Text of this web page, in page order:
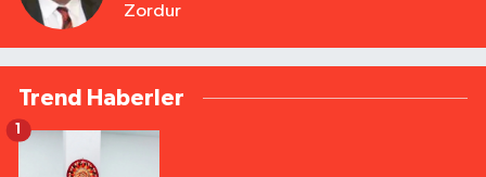
Zordur
Trend Haberler
1